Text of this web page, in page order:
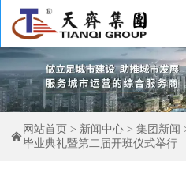

网站首页 > 新闻中心 > 集团新闻
毕业典礼暨第二届开班仪式举行